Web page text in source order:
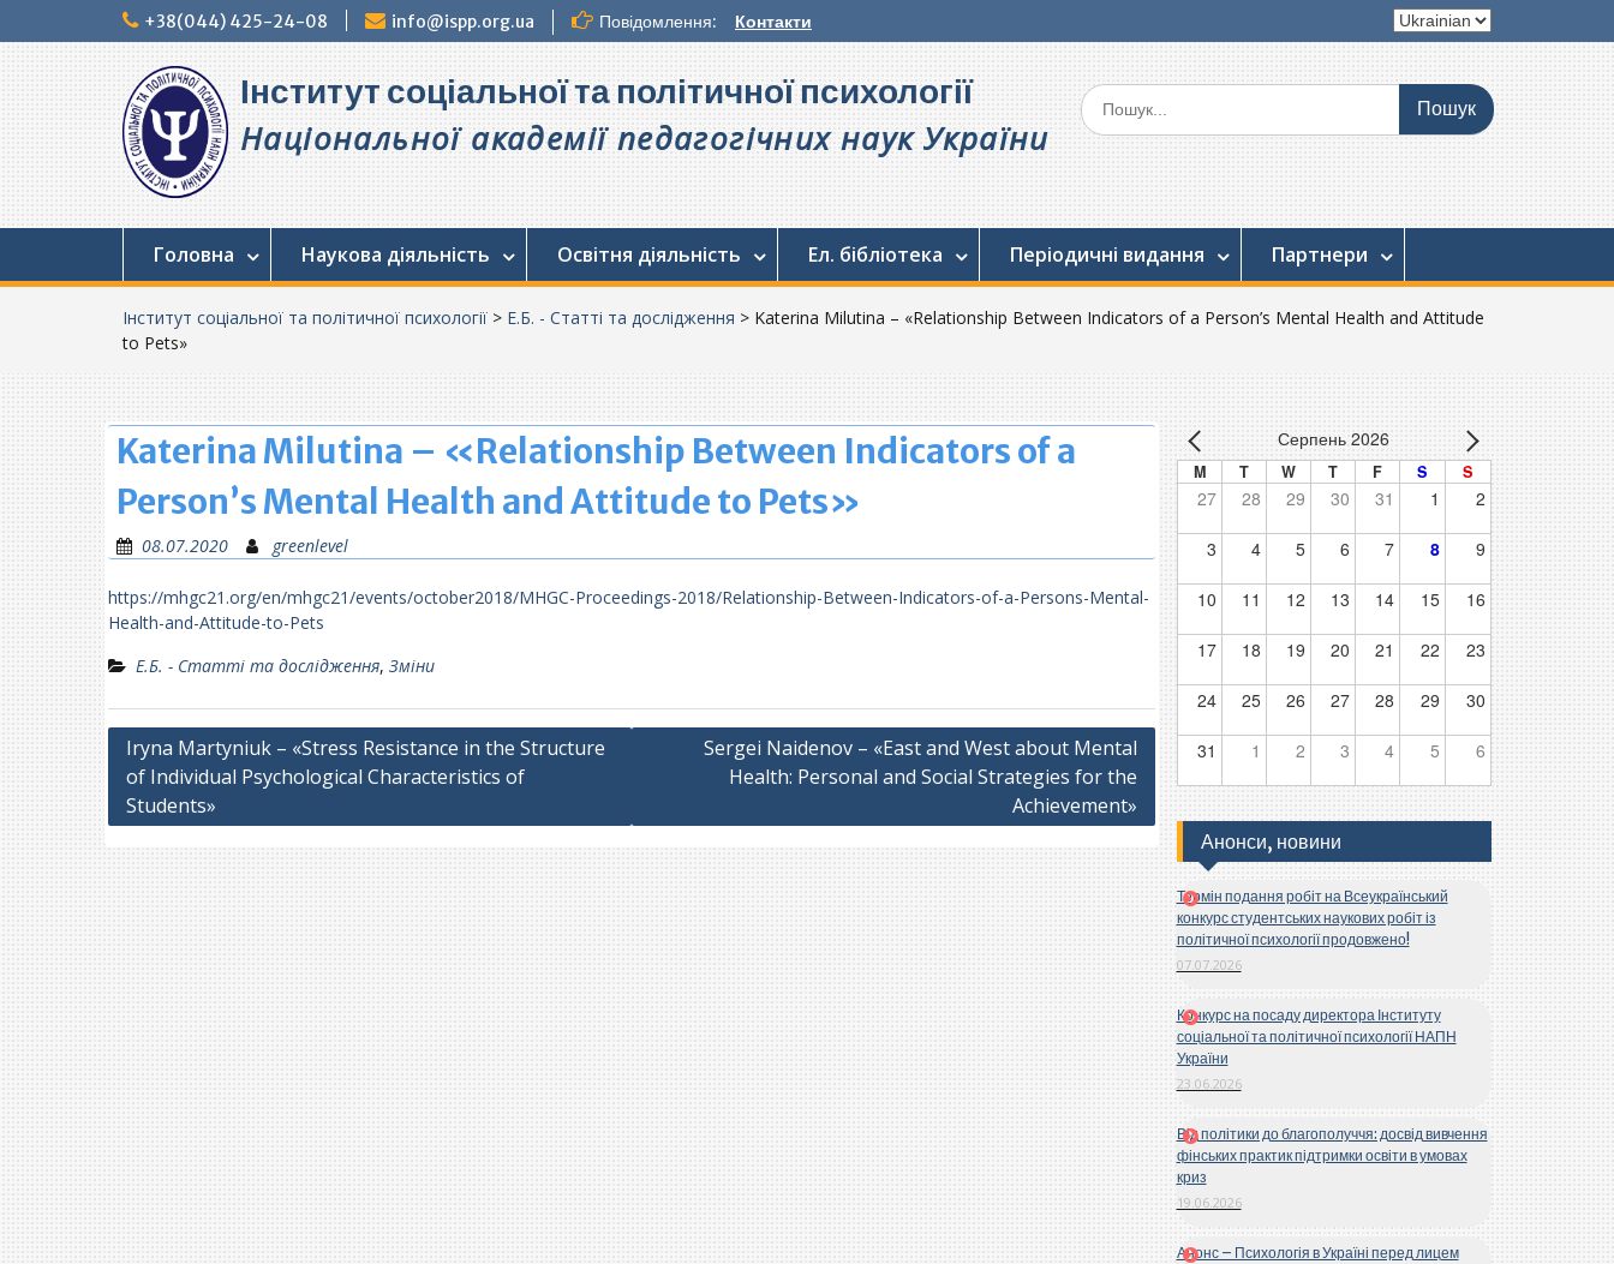
до
+38(044) 425-24-08 info@ispp.org.ua Повідомлення: Контакти
Вибрати
мову
Інститут соціальної та політичної психології
Національної академії педагогічних наук України
Шукати:
Головна Наукова діяльність Освітня діяльність Ел. бібліотека Періодичні видання Партнери
Інститут соціальної та політичної психології > Е.Б. - Статті та дослідження > Katerina Milutina – «Relationship Between Indicators of a Person’s Mental Health and Attitude
to Pets»
Katerina Milutina – «Relationship Between Indicators of a
Person’s Mental Health and Attitude to Pets»
08.07.2020 greenlevel
https://mhgc21.org/en/mhgc21/events/october2018/MHGC-Proceedings-2018/Relationship-Between-Indicators-of-a-Persons-Mental-
Health-and-Attitude-to-Pets
Е.Б. - Статті та дослідження, Зміни
Навігація
записів
Iryna Martyniuk – «Stress Resistance in the Structure
of Individual Psychological Characteristics of
Students»
Sergei Naidenov – «East and West about Mental
Health: Personal and Social Strategies for the
Achievement»
Серпень 2026
M T W T F S S
27 28 29 30 31 1 2
3 4 5 6 7 8 9
10 11 12 13 14 15 16
17 18 19 20 21 22 23
24 25 26 27 28 29 30
31 1 2 3 4 5 6
Анонси, новини
Термін подання робіт на Всеукраїнський
конкурс студентських наукових робіт із
політичної психології продовжено!
07.07.2026
Конкурс на посаду директора Інституту
соціальної та політичної психології НАПН
України
23.06.2026
Від політики до благополуччя: досвід вивчення
фінських практик підтримки освіти в умовах
криз
19.06.2026
Анонс – Психологія в Україні перед лицем